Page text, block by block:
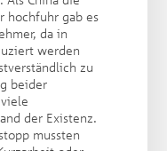
hochfuhr gab es
da in
werden
zu
beider
der Existenz.
mussten